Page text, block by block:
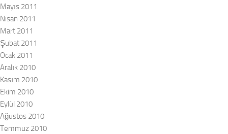
Mayıs 2011
Nisan 2011
Mart 2011
Şubat 2011
Ocak 2011
Aralık 2010
Kasım 2010
Ekim 2010
Eylül 2010
Ağustos 2010
Temmuz 2010